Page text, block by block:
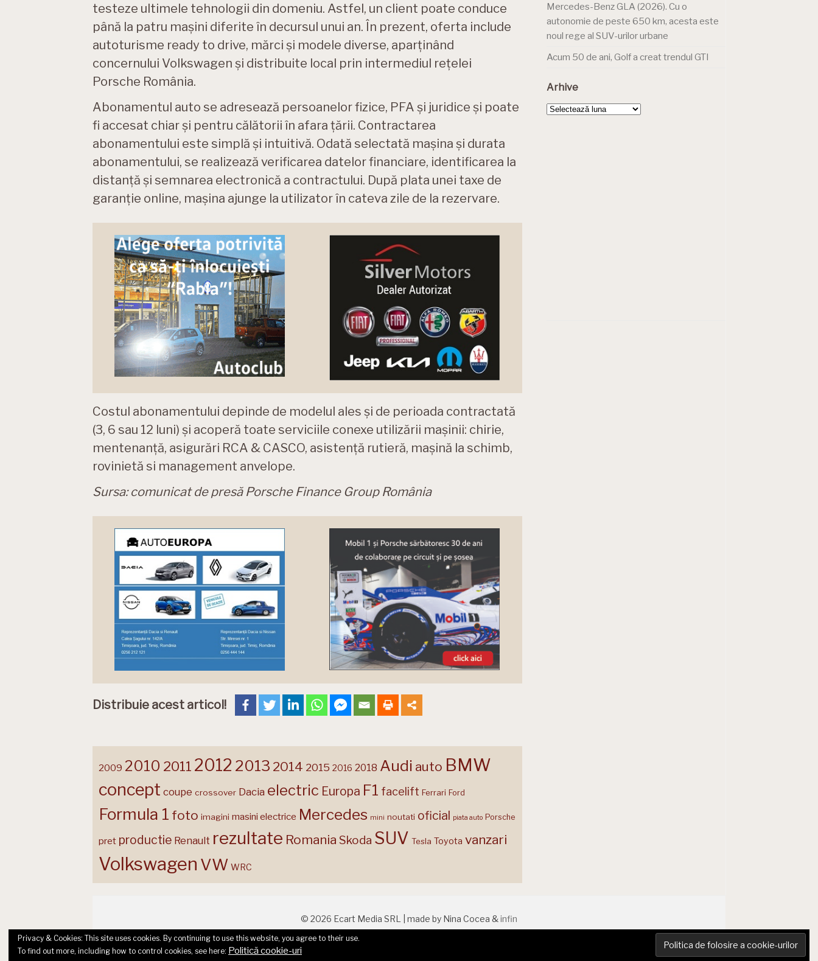
testeze ultimele tehnologii din domeniu. Astfel, un client poate conduce
până la patru mașini diferite în decursul unui an. În prezent, oferta include
autoturisme ready to drive, mărci și modele diverse, aparținând
concernului Volkswagen și distribuite local prin intermediul rețelei
Porsche România.
Abonamentul auto se adresează persoanelor fizice, PFA și juridice și poate
fi accesat chiar și pentru călătorii în afara țării. Contractarea
abonamentului este simplă și intuitivă. Odată selectată mașina și durata
abonamentului, se realizează verificarea datelor financiare, identificarea la
distanță și semnarea electronică a contractului. După plata unei taxe de
garanție online, mașina ajunge la utilizator în cateva zile de la rezervare.
Costul abonamentului depinde de modelul ales și de perioada contractată
(3, 6 sau 12 luni) și acoperă toate serviciile conexe utilizării mașinii: chirie,
mentenanță, asigurări RCA & CASCO, asistență rutieră, mașină la schimb,
rovinietă si management anvelope.
Sursa: comunicat de presă Porsche Finance Group România
Distribuie acest articol!
Mercedes-Benz GLA (2026). Cu o
autonomie de peste 650 km, acesta este
noul rege al SUV-urilor urbane
Acum 50 de ani, Golf a creat trendul GTI
Arhive
Arhive
2009 2010 2011 2012 2013 2014 2015 2016 2018 Audi auto BMW
concept coupe crossover Dacia electric Europa F1 facelift Ferrari Ford
Formula 1 foto imagini masini electrice Mercedes mini noutati oficial piata auto Porsche
pret productie Renault rezultate Romania Skoda SUV Tesla Toyota vanzari
Volkswagen VW WRC
© 2026 Ecart Media SRL | made by Nina Cocea &infin
Privacy & Cookies: This site uses cookies. By continuing to use this website, you agree to their use.
To find out more, including how to control cookies, see here: Politică cookie-uri